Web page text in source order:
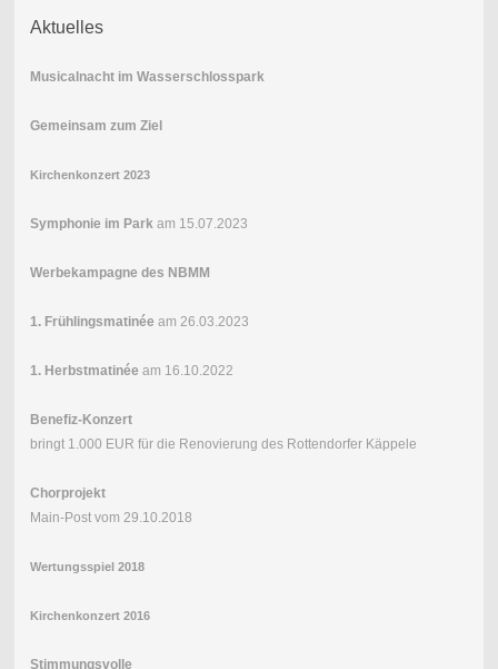
Aktuelles
Musicalnacht im Wasserschlosspark
Gemeinsam zum Ziel
Kirchenkonzert 2023
Symphonie im Parkam 15.07.2023
Werbekampagne des NBMM
1. Frühlingsmatinée am 26.03.2023
1. Herbstmatinée am 16.10.2022
Benefiz-Konzert
bringt 1.000 EUR für die Renovierung des Rottendorfer Käppele
Chorprojekt
Main-Post vom 29.10.2018
Wertungsspiel 2018
Kirchenkonzert 2016
Stimmungsvolle